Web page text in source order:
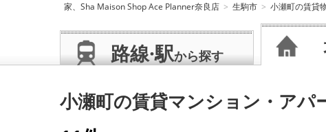
家、Sha Maison Shop Ace Planner奈良店 生駒市 小瀬町の賃貸
路線·駅から探す
小瀬町の賃貸マンション・アパ